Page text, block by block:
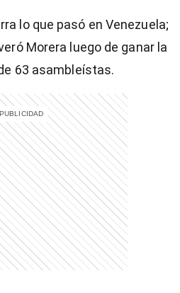
lo que pasó en Venezuela;
Morera luego de ganar la
63 asambleístas.